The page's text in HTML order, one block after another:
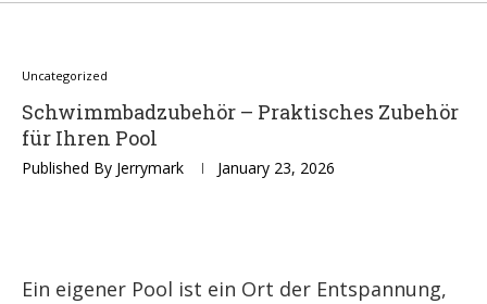
Uncategorized
Schwimmbadzubehör – Praktisches Zubehör
für Ihren Pool
Published By Jerrymark January 23, 2026
Ein eigener Pool ist ein Ort der Entspannung,